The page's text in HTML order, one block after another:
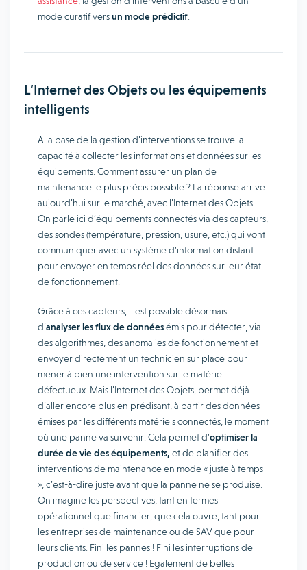
mode curatif versun mode prédictif
L’Internet des Objets ou les équipements
intelligents
A la base de la gestion d’interventions se trouve la
capacité à collecter les informations et données sur les
équipements. Comment assurer un plan de
maintenance le plus précis possible ? La réponse arrive
aujourd’hui sur le marché, avec l’Internet des Objets.
On parle ici d’équipements connectés via des capteurs,
des sondes (température, pression, usure, etc.) qui vont
communiquer avec un système d’information distant
pour envoyer en temps réel des données sur leur état
de fonctionnement.
Grâce à ces capteurs, il est possible désormais
d’analyser les flux de donnéesémis pour détecter, via
des algorithmes, des anomalies de fonctionnement et
envoyer directement un technicien sur place pour
mener à bien une intervention sur le matériel
défectueux. Mais l’Internet des Objets, permet déjà
d’aller encore plus en prédisant, à partir des données
émises par les différents matériels connectés, le moment
où une panne va survenir. Cela permet d’optimiser la
durée de vie des équipements, et de planifier des
interventions de maintenance en mode « juste à temps
», c’est-à-dire juste avant que la panne ne se produise.
On imagine les perspectives, tant en termes
opérationnel que financier, que cela ouvre, tant pour
les entreprises de maintenance ou de SAV que pour
leurs clients. Fini les pannes ! Fini les interruptions de
production ou de service ! Egalement de belles